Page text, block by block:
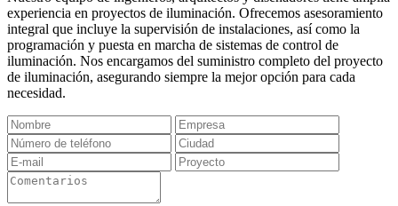
experiencia en proyectos de iluminación. Ofrecemos asesoramiento
integral que incluye la supervisión de instalaciones, así como la
programación y puesta en marcha de sistemas de control de
iluminación. Nos encargamos del suministro completo del proyecto
de iluminación, asegurando siempre la mejor opción para cada
necesidad.